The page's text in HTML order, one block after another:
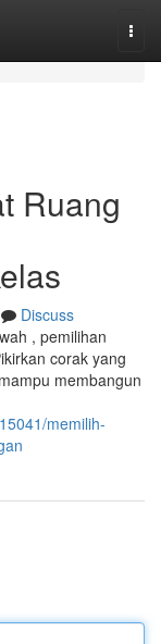
Ruang
Discuss
, pemilihan
corak yang
membangun
memilih-